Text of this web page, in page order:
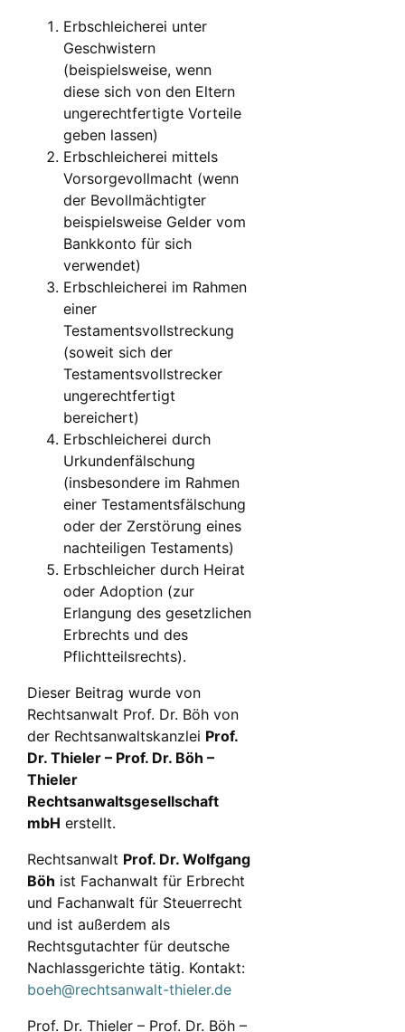
Erbschleicherei unter
Geschwistern
(beispielsweise, wenn
diese sich von den Eltern
ungerechtfertigte Vorteile
geben lassen)
Erbschleicherei mittels
Vorsorgevollmacht (wenn
der Bevollmächtigter
beispielsweise Gelder vom
Bankkonto für sich
verwendet)
Erbschleicherei im Rahmen
einer
Testamentsvollstreckung
(soweit sich der
Testamentsvollstrecker
ungerechtfertigt
bereichert)
Erbschleicherei durch
Urkundenfälschung
(insbesondere im Rahmen
einer Testamentsfälschung
oder der Zerstörung eines
nachteiligen Testaments)
Erbschleicher durch Heirat
oder Adoption (zur
Erlangung des gesetzlichen
Erbrechts und des
Pflichtteilsrechts).
Dieser Beitrag wurde von
Rechtsanwalt Prof. Dr. Böh von
der Rechtsanwaltskanzlei Prof.
Dr. Thieler – Prof. Dr. Böh –
Thieler
Rechtsanwaltsgesellschaft
mbH erstellt.
Rechtsanwalt Prof. Dr. Wolfgang
Böh ist Fachanwalt für Erbrecht
und Fachanwalt für Steuerrecht
und ist außerdem als
Rechtsgutachter für deutsche
Nachlassgerichte tätig. Kontakt:
boeh@rechtsanwalt-thieler.de
Prof. Dr. Thieler – Prof. Dr. Böh –